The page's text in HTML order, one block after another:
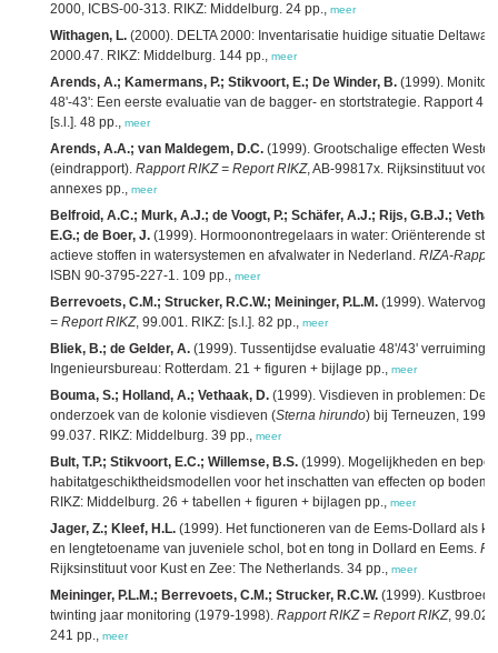
2000, ICBS-00-313. RIKZ: Middelburg. 24 pp., meer
Withagen, L. (2000). DELTA 2000: Inventarisatie huidige situatie
2000.47. RIKZ: Middelburg. 144 pp., meer
Arends, A.; Kamermans, P.; Stikvoort, E.; De Winder, B. (1999).
48'-43': Een eerste evaluatie van de bagger- en stortstrategie. Rapport 4.
[s.l.]. 48 pp., meer
Arends, A.A.; van Maldegem, D.C. (1999). Grootschalige effecten
(eindrapport). Rapport RIKZ = Report RIKZ, AB-99817x. Rijksinstituut
annexes pp., meer
Belfroid, A.C.; Murk, A.J.; de Voogt, P.; Schäfer, A.J.; Rijs, G.B.J.;
E.G.; de Boer, J. (1999). Hormoonontregelaars in water: Oriënterende
actieve stoffen in watersystemen en afvalwater in Nederland. RIZA-
ISBN 90-3795-227-1. 109 pp., meer
Berrevoets, C.M.; Strucker, R.C.W.; Meininger, P.L.M. (1999).
= Report RIKZ, 99.001. RIKZ: [s.l.]. 82 pp., meer
Bliek, B.; de Gelder, A. (1999). Tussentijdse evaluatie 48'/43' verruiming
Ingenieursbureau: Rotterdam. 21 + figuren + bijlage pp., meer
Bouma, S.; Holland, A.; Vethaak, D. (1999). Visdieven in problemen: De
onderzoek van de kolonie visdieven (Sterna hirundo) bij Terneuzen,
99.037. RIKZ: Middelburg. 39 pp., meer
Bult, T.P.; Stikvoort, E.C.; Willemse, B.S. (1999). Mogelijkheden en
habitatgeschiktheidsmodellen voor het inschatten van effecten op
RIKZ: Middelburg. 26 + tabellen + figuren + bijlagen pp., meer
Jager, Z.; Kleef, H.L. (1999). Het functioneren van de Eems-Dollard als
en lengtetoename van juveniele schol, bot en tong in Dollard en Eems.
Rijksinstituut voor Kust en Zee: The Netherlands. 34 pp., meer
Meininger, P.L.M.; Berrevoets, C.M.; Strucker, R.C.W. (1999).
twinting jaar monitoring (1979-1998). Rapport RIKZ = Report RIKZ,
241 pp., meer